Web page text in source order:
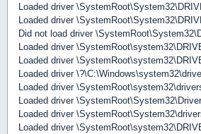
Loaded driver
Loaded driver
Did not load driver
Loaded driver
Loaded driver
Loaded driver
Loaded driver
Loaded driver
Loaded driver
Loaded driver